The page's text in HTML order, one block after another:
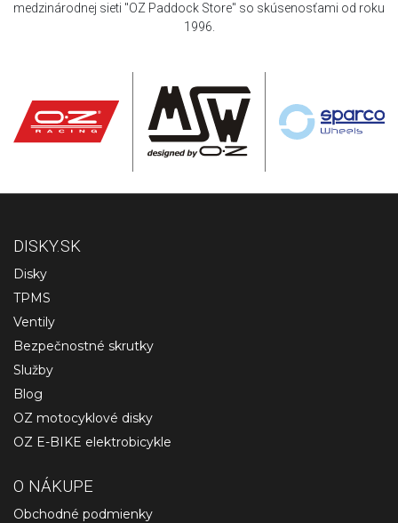
medzinárodnej sieti "OZ Paddock Store" so skúsenosťami od roku
1996.
DISKY.SK
Disky
TPMS
Ventily
Bezpečnostné skrutky
Služby
Blog
OZ motocyklové disky
OZ E-BIKE elektrobicykle
O NÁKUPE
Obchodné podmienky